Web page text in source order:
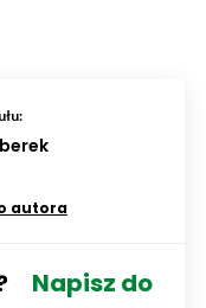
autora
Napisz do